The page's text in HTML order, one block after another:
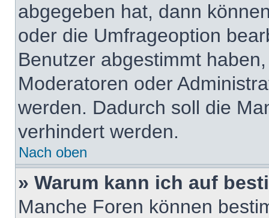
abgegeben hat, dann
oder die Umfrageoption
Benutzer abgestimmt
Moderatoren oder
werden. Dadurch soll die
verhindert werden.
Nach oben
» Warum kann ich auf
Manche Foren können